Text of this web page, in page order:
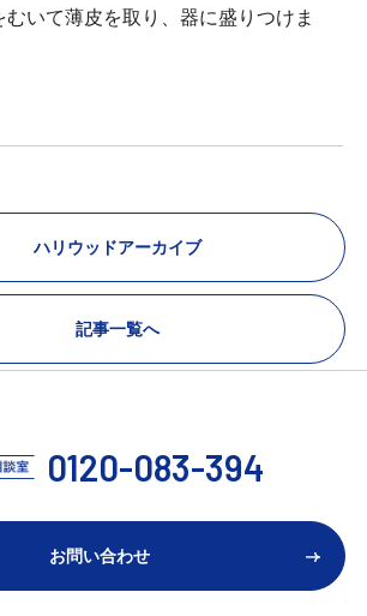
いて薄皮を取り、器に盛りつけま
ハリウッドアーカイブ
記事一覧へ
0120-083-394
お問い合わせ